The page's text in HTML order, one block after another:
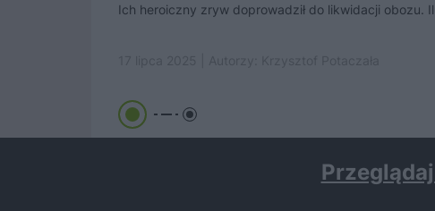
Ich heroiczny zryw doprowadził do likwidacji obozu.